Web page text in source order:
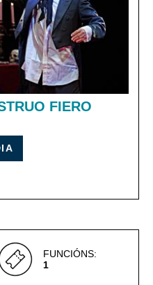
FIERO
FUNCIÓNS:
1